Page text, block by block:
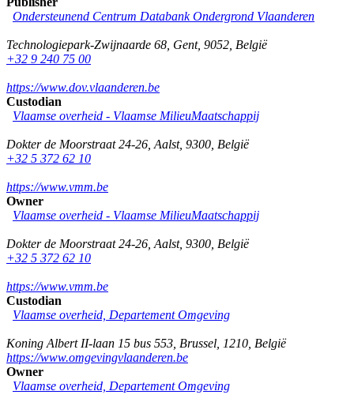
Ondersteunend Centrum Databank Ondergrond Vlaanderen
Technologiepark-Zwijnaarde 68 Gent, 9052 België
+32 9 240 75 00
https://www.dov.vlaanderen.be
Custodian
Vlaamse overheid - Vlaamse MilieuMaatschappij
Dokter de Moorstraat 24-26 Aalst, 9300 België
+32 5 372 62 10
https://www.vmm.be
Owner
Vlaamse overheid - Vlaamse MilieuMaatschappij
Dokter de Moorstraat 24-26 Aalst, 9300 België
+32 5 372 62 10
https://www.vmm.be
Custodian
Vlaamse overheid, Departement Omgeving
Koning Albert II-laan 15 bus 553 Brussel 1210 België
https://www.omgevingvlaanderen.be
Owner
Vlaamse overheid, Departement Omgeving